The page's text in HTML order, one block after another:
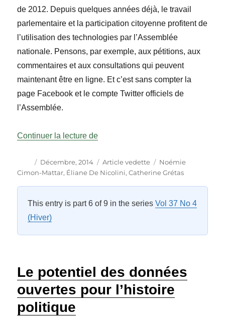
de 2012. Depuis quelques années déjà, le travail
parlementaire et la participation citoyenne profitent de
l’utilisation des technologies par l’Assemblée
nationale. Pensons, par exemple, aux pétitions, aux
commentaires et aux consultations qui peuvent
maintenant être en ligne. Et c’est sans compter la
page Facebook et le compte Twitter officiels de
l’Assemblée.
Continuer la lecture de« L’Assemblée nationale du
Auteur
Publié
le
Décembre, 2014 Catégories
Article vedette Étiquettes
Noémie
Cimon-Mattar, Éliane De Nicolini,Catherine Grétas
This entry is part 6 of 9 in the seriesVol 37 No 4
(Hiver)
Le potentiel des données
ouvertes pour l’histoire
politique